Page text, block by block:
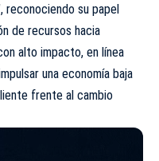
reconociendo su papel
de recursos hacia
alto impacto, en línea
una economía baja
frente al cambio